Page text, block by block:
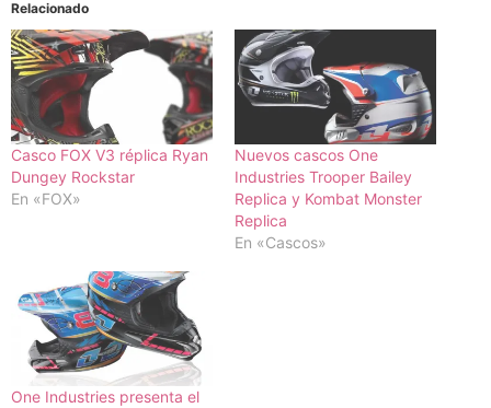
Relacionado
Casco FOX V3 réplica Ryan
Dungey Rockstar
En «FOX»
Nuevos cascos One
Industries Trooper Bailey
Replica y Kombat Monster
Replica
En «Cascos»
One Industries presenta el